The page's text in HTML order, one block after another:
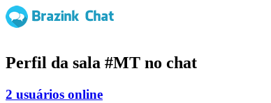
Perfil da sala #MT no chat
2 usuários online